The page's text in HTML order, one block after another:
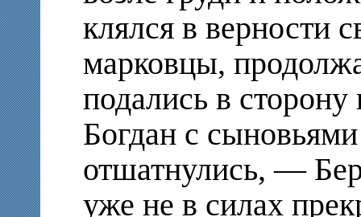
клялся в верности
марковцы,
подались в
Богдан с
отшатнулись, —
уже не в силах